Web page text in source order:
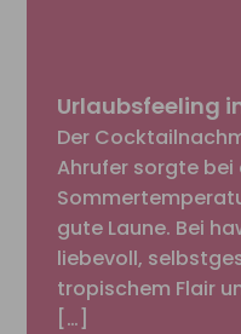
Urlaubsfeeling
Der
Ahrufer sorgte bei
gute Laune. Bei
liebevoll,
tropischem Flair
[…]